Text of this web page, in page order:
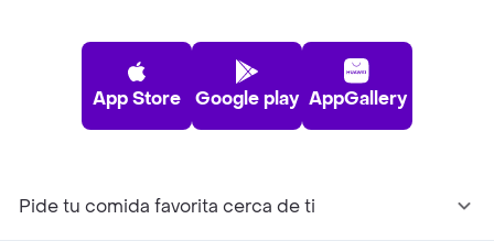
App Store Google play AppGallery
Pide tu comida favorita cerca de ti